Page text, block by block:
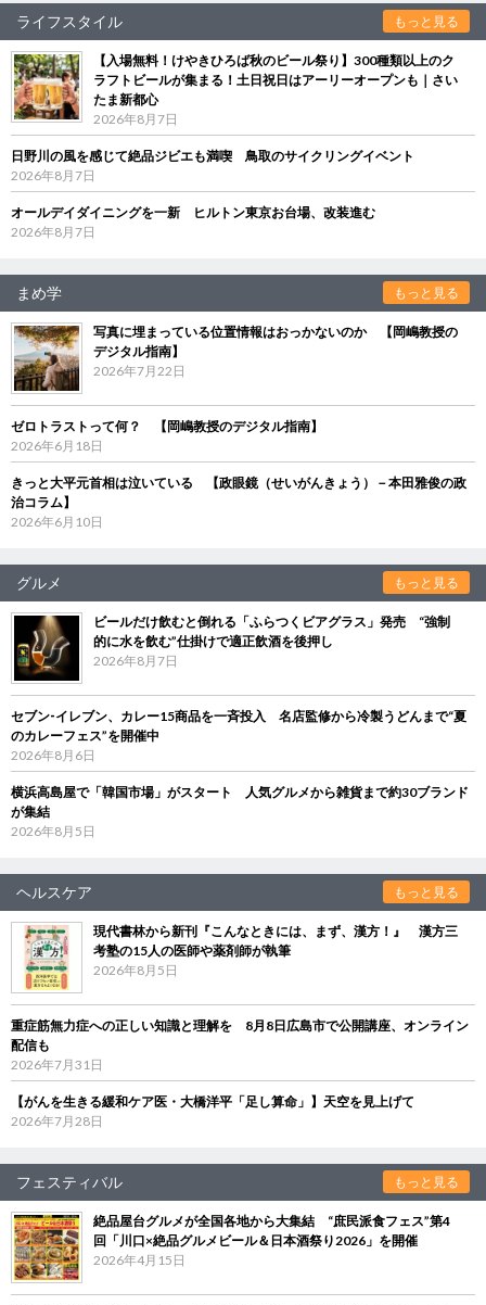
ライフスタイル もっと見る
【入場無料！けやきひろば秋のビール祭り】300種類以上のク
ラフトビールが集まる！土日祝日はアーリーオープンも｜さい
たま新都心
2026年8月7日
日野川の風を感じて絶品ジビエも満喫 鳥取のサイクリングイベント
2026年8月7日
オールデイダイニングを一新 ヒルトン東京お台場、改装進む
2026年8月7日
まめ学 もっと見る
写真に埋まっている位置情報はおっかないのか 【岡嶋教授の
デジタル指南】
2026年7月22日
ゼロトラストって何？ 【岡嶋教授のデジタル指南】
2026年6月18日
きっと大平元首相は泣いている 【政眼鏡（せいがんきょう）－本田雅俊の政
治コラム】
2026年6月10日
グルメ もっと見る
ビールだけ飲むと倒れる「ふらつくビアグラス」発売 “強制
的に水を飲む”仕掛けで適正飲酒を後押し
2026年8月7日
セブン‐イレブン、カレー15商品を一斉投入 名店監修から冷製うどんまで“夏
のカレーフェス”を開催中
2026年8月6日
横浜高島屋で「韓国市場」がスタート 人気グルメから雑貨まで約30ブランド
が集結
2026年8月5日
ヘルスケア もっと見る
現代書林から新刊『こんなときには、まず、漢方！』 漢方三
考塾の15人の医師や薬剤師が執筆
2026年8月5日
重症筋無力症への正しい知識と理解を 8月8日広島市で公開講座、オンライン
配信も
2026年7月31日
【がんを生きる緩和ケア医・大橋洋平「足し算命」】天空を見上げて
2026年7月28日
フェスティバル もっと見る
絶品屋台グルメが全国各地から大集結 “庶民派食フェス”第4
回「川口×絶品グルメビール＆日本酒祭り2026」を開催
2026年4月15日